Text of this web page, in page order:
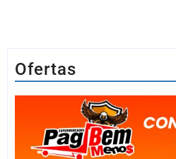
Ofertas